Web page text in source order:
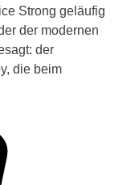
Strong geläufig
der modernen
der
die beim